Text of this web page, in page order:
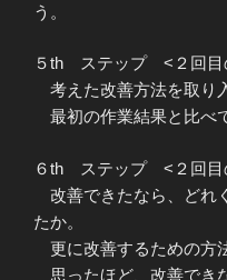
う。
５th ステップ <２回目
考えた改善方法を取り
最初の作業結果と比べ
６th ステップ <２回目
改善できたなら、どれ
たか。
更に改善するための方
思ったほど、改善でき